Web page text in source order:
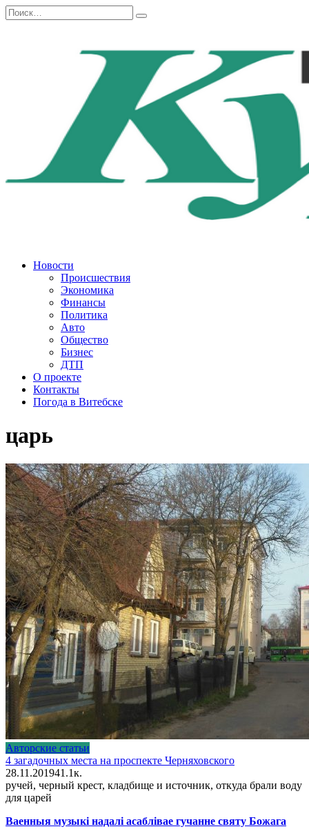
Перейти
к
Search
for:
Новости
Происшествия
Экономика
Финансы
Политика
Авто
Общество
Бизнес
ДТП
О проекте
Контакты
Погода в Витебске
царь
Авторские статьи
4 загадочных места на проспекте Черняховского
28.11.201941.1к.
ручей, черный крест, кладбище и источник, откуда брали воду
для царей
Ваенныя музыкі надалі асаблівае гучанне святу Божага